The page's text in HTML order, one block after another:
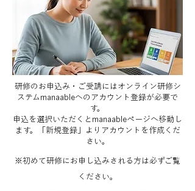
研修のお申込み・ご受講にはオンライン研修シ
ステムmanaableへのアカウント登録が必要で
す。
​申込を選択いただくとmanaableページへ移動し
ます。「新規登録」よりアカウントを作成くだ
さい。
※初めて研修にお申し込みされる方は必ずご覧
ください。